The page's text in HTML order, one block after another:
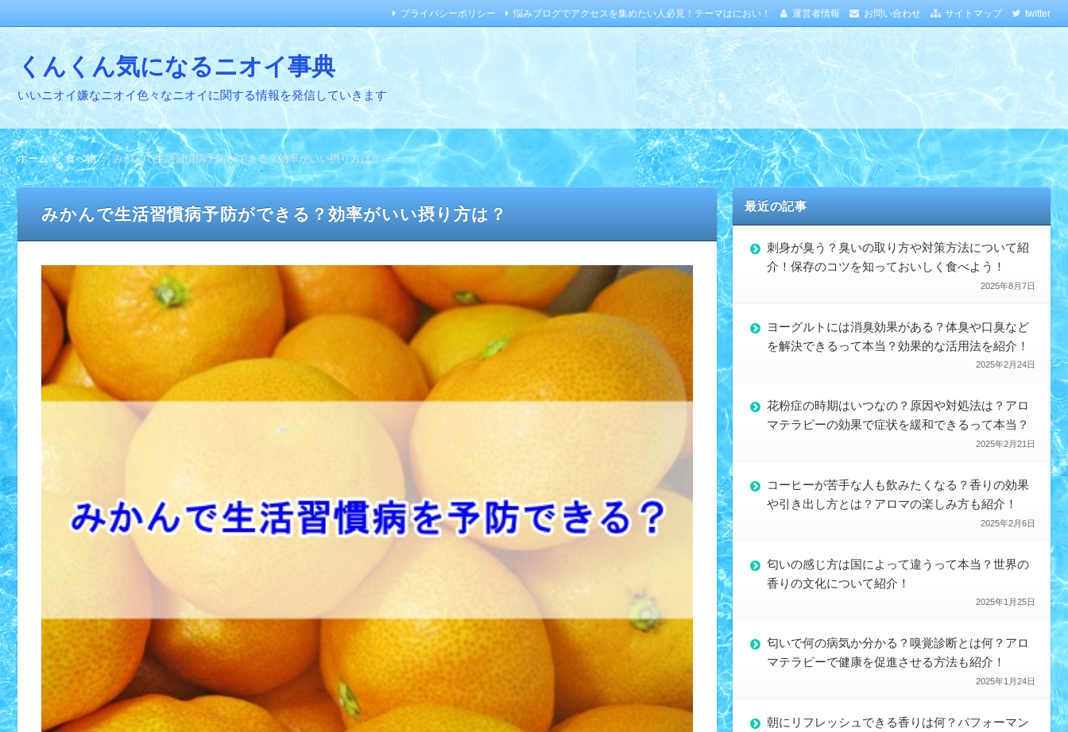
運営者情報 お問い合わせ サイトマップ twitter
プライバシーポリシー 悩みブログでアクセスを集めたい人必見！テーマはにおい！
くんくん気になるニオイ事典
いいニオイ嫌なニオイ色々なニオイに関する情報を発信していきます
ホーム 食べ物 みかんで生活習慣病予防ができる？効率がいい摂り方は？
みかんで生活習慣病予防ができる？効率がいい摂り方は？ 最近の記事
刺身が臭う？臭いの取り方や対策方法について紹
介！保存のコツを知っておいしく食べよう！
2025年8月7日
ヨーグルトには消臭効果がある？体臭や口臭など
を解決できるって本当？効果的な活用法を紹介！
2025年2月24日
花粉症の時期はいつなの？原因や対処法は？アロ
マテラピーの効果で症状を緩和できるって本当？
2025年2月21日
コーヒーが苦手な人も飲みたくなる？香りの効果
や引き出し方とは？アロマの楽しみ方も紹介！
2025年2月6日
匂いの感じ方は国によって違うって本当？世界の
香りの文化について紹介！
2025年1月25日
匂いで何の病気か分かる？嗅覚診断とは何？アロ
マテラピーで健康を促進させる方法も紹介！
2025年1月24日
朝にリフレッシュできる香りは何？パフォーマン